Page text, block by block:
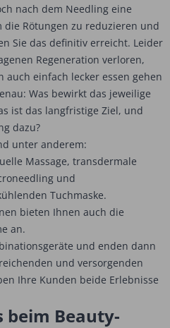
nach dem Needling eine
Rötungen zu reduzieren und
Sie das definitiv erreicht. Leider
Regeneration verloren,
einfach lecker essen gehen
Was bewirkt das jeweilige
ist das langfristige Ziel, und
dazu?
unter anderem:
Massage, transdermale
und
Tuchmaske.
bieten Ihnen auch die
an.
und enden dann
und versorgenden
Ihre Kunden beide Erlebnisse
beim Beauty-